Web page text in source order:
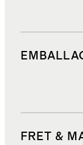
FRET &